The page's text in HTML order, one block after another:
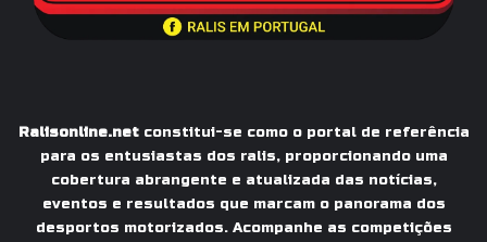
Ralisonline.netconstitui-se como o portal de referência
para os entusiastas dos ralis, proporcionando uma
cobertura abrangente e atualizada das notícias,
eventos e resultados que marcam o panorama dos
desportos motorizados. Acompanhe as competições